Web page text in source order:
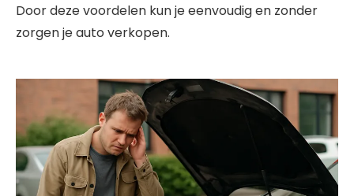
Door deze voordelen kun je eenvoudig en zonder
zorgen je auto verkopen.